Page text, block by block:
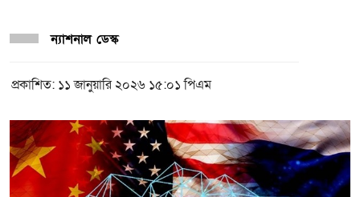
ন্যাশনাল ডেস্ক
প্রকাশিত: ১১ জানুয়ারি ২০২৬ ১৫:০১ পিএম